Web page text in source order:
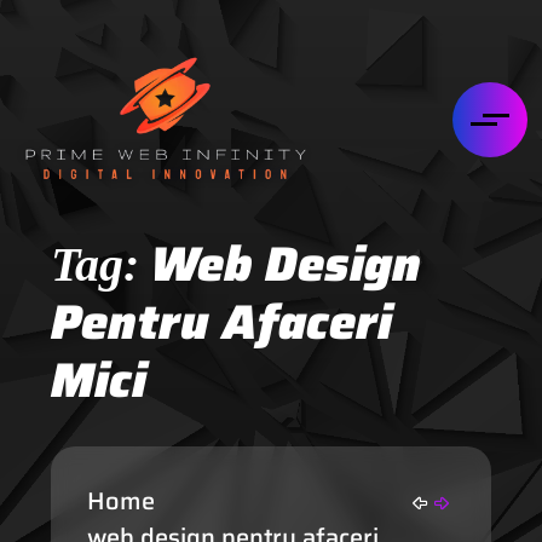
Tag: Web Design
Pentru Afaceri
Mici
Home